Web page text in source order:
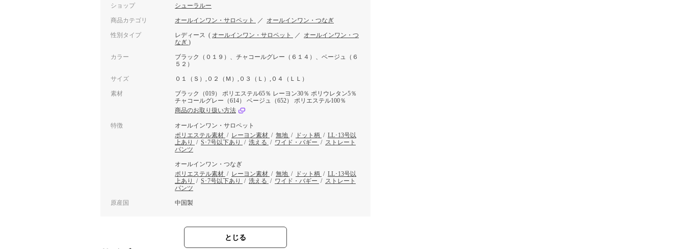
ショップ シューラルー
商品カテゴリ オールインワン・サロペット ／ オールインワン・つなぎ
性別タイプ レディース ( オールインワン・サロペット ／ オールインワン・つ
なぎ )
カラー
ブラック（０１９）、チャコールグレー（６１４）、ベージュ（６
５２）
サイズ ０１（Ｓ）,０２（Ｍ）,０３（Ｌ）,０４（ＬＬ）
素材
ブラック（019） ポリエステル65％ レーヨン30％ ポリウレタン5％
チャコールグレー（614） ベージュ（652） ポリエステル100％
商品のお取り扱い方法
特徴
オールインワン・サロペット
ポリエステル素材 / レーヨン素材 / 無地 / ドット柄 / LL･13号以
上あり
/ S･7号以下あり / 洗える / ワイド・バギー / ストレート
パンツ
オールインワン・つなぎ
ポリエステル素材 / レーヨン素材 / 無地 / ドット柄 / LL･13号以
上あり
/ S･7号以下あり / 洗える / ワイド・バギー / ストレート
パンツ
原産国 中国製
とじる